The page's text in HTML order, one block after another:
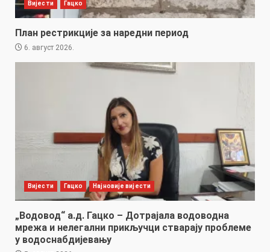
Вијести Гацко
План рестрикције за наредни период
6. август 2026.
Вијести Гацко Најновије вијести
„Водовод“ а.д. Гацко – Дотрајала водоводна
мрежа и нелегални прикључци стварају проблеме
у водоснабдијевању